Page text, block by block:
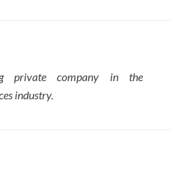
private company in the
industry.